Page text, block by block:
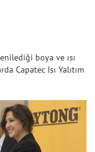
boya ve ısı
Capatec Isı Yalıtım